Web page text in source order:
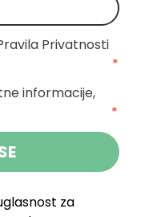
Privatnosti
*
informacije,
*
za